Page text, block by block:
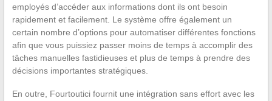
employés d’accéder aux informations dont ils ont besoin
rapidement et facilement. Le système offre également un
certain nombre d’options pour automatiser différentes fonctions
afin que vous puissiez passer moins de temps à accomplir des
tâches manuelles fastidieuses et plus de temps à prendre des
décisions importantes stratégiques.
En outre, Fourtoutici fournit une intégration sans effort avec les